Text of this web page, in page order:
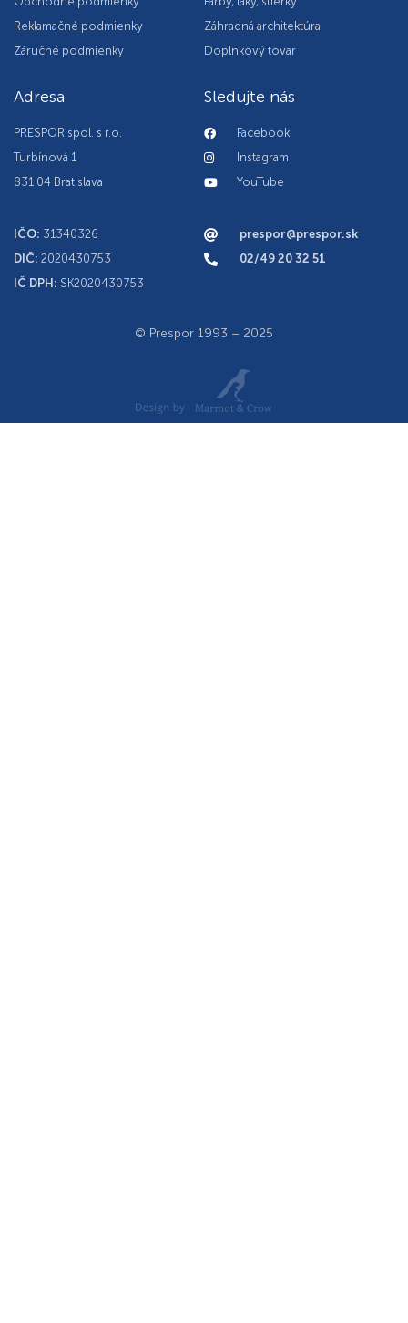
Reklamačné podmienky
Záručné podmienky
Záhradná architektúra
Doplnkový tovar
Adresa
PRESPOR spol. s r.o.
Turbínová 1
831 04 Bratislava
IČO: 31340326
DIČ: 2020430753
IČ DPH: SK2020430753
Sledujte nás
Facebook
Instagram
YouTube
prespor@prespor.sk
02/49 20 32 51
© Prespor 1993 – 2025